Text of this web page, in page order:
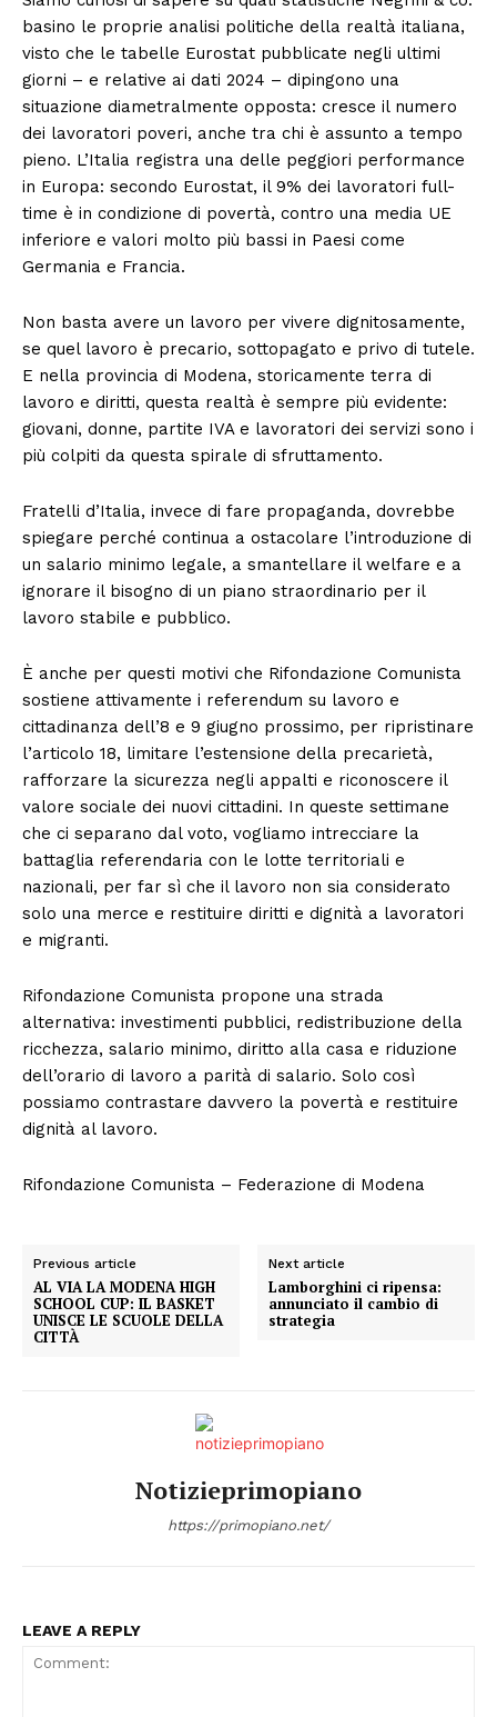
Condividi
basino le proprie analisi politiche della realtà italiana,
visto che le tabelle Eurostat pubblicate negli ultimi
giorni – e relative ai dati 2024 – dipingono una
situazione diametralmente opposta: cresce il numero
dei lavoratori poveri, anche tra chi è assunto a tempo
pieno. L’Italia registra una delle peggiori performance
in Europa: secondo Eurostat, il 9% dei lavoratori full-
time è in condizione di povertà, contro una media UE
inferiore e valori molto più bassi in Paesi come
Germania e Francia.
Non basta avere un lavoro per vivere dignitosamente,
se quel lavoro è precario, sottopagato e privo di tutele.
E nella provincia di Modena, storicamente terra di
lavoro e diritti, questa realtà è sempre più evidente:
giovani, donne, partite IVA e lavoratori dei servizi sono i
più colpiti da questa spirale di sfruttamento.
Fratelli d’Italia, invece di fare propaganda, dovrebbe
spiegare perché continua a ostacolare l’introduzione di
un salario minimo legale, a smantellare il welfare e a
ignorare il bisogno di un piano straordinario per il
lavoro stabile e pubblico.
È anche per questi motivi che Rifondazione Comunista
sostiene attivamente i referendum su lavoro e
cittadinanza dell’8 e 9 giugno prossimo, per ripristinare
l’articolo 18, limitare l’estensione della precarietà,
rafforzare la sicurezza negli appalti e riconoscere il
valore sociale dei nuovi cittadini. In queste settimane
che ci separano dal voto, vogliamo intrecciare la
battaglia referendaria con le lotte territoriali e
nazionali, per far sì che il lavoro non sia considerato
solo una merce e restituire diritti e dignità a lavoratori
e migranti.
Rifondazione Comunista propone una strada
alternativa: investimenti pubblici, redistribuzione della
ricchezza, salario minimo, diritto alla casa e riduzione
dell’orario di lavoro a parità di salario. Solo così
possiamo contrastare davvero la povertà e restituire
dignità al lavoro.
Rifondazione Comunista – Federazione di Modena
Previous article
AL VIA LA MODENA HIGH
SCHOOL CUP: IL BASKET
UNISCE LE SCUOLE DELLA
CITTÀ
Next article
Lamborghini ci ripensa:
annunciato il cambio di
strategia
Notizieprimopiano
https://primopiano.net/
LEAVE A REPLY